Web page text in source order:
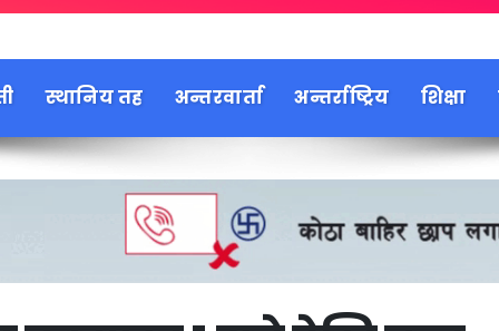
स्थानिय तह अन्तरवार्ता अन्तर्राष्ट्रिय शिक्षा